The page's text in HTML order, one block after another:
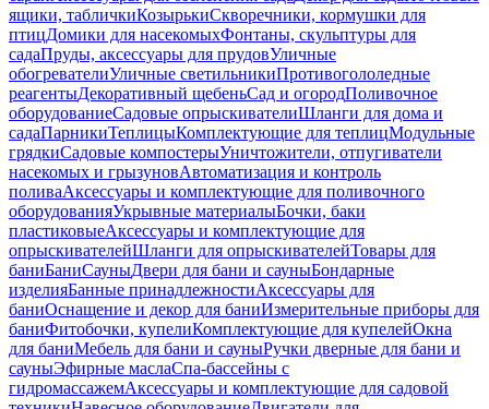
ящики, табличкиКозырькиСкворечники, кормушки для
птицДомики для насекомыхФонтаны, скульптуры для
садаПруды, аксессуары для прудовУличные
обогревателиУличные светильникиПротивогололедные
реагентыДекоративный щебеньСад и огородПоливочное
оборудованиеСадовые опрыскивателиШланги для дома и
садаПарникиТеплицыКомплектующие для теплицМодульные
грядкиСадовые компостерыУничтожители, отпугиватели
насекомых и грызуновАвтоматизация и контроль
поливаАксессуары и комплектующие для поливочного
оборудованияУкрывные материалыБочки, баки
пластиковыеАксессуары и комплектующие для
опрыскивателейШланги для опрыскивателейТовары для
баниБаниСауныДвери для бани и сауныБондарные
изделияБанные принадлежностиАксессуары для
баниОснащение и декор для баниИзмерительные приборы для
баниФитобочки, купелиКомплектующие для купелейОкна
для баниМебель для бани и сауныРучки дверные для бани и
сауныЭфирные маслаСпа-бассейны с
гидромассажемАксессуары и комплектующие для садовой